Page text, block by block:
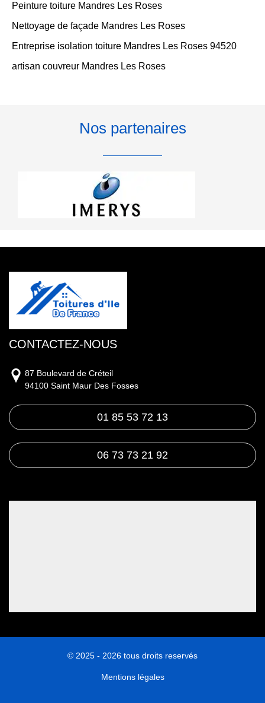
Peinture toiture Mandres Les Roses
Nettoyage de façade Mandres Les Roses
Entreprise isolation toiture Mandres Les Roses 94520
artisan couvreur Mandres Les Roses
Nos partenaires
CONTACTEZ-NOUS
87 Boulevard de Créteil
94100 Saint Maur Des Fosses
01 85 53 72 13
06 73 73 21 92
© 2025 - 2026 tous droits reservés
Mentions légales